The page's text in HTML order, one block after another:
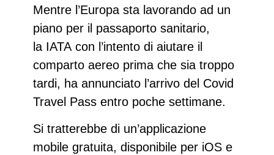
Mentre l’Europa sta lavorando ad un
piano per il passaporto sanitario,
la IATA con l’intento di aiutare il
comparto aereo prima che sia troppo
tardi, ha annunciato l’arrivo del Covid
Travel Pass entro poche settimane.
Si tratterebbe di un’applicazione
mobile gratuita, disponibile per iOS e